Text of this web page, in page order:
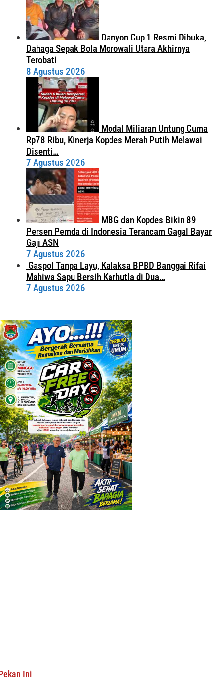
Danyon Cup 1 Resmi Dibuka,
Dahaga Sepak Bola Morowali Utara Akhirnya
Terobati
8 Agustus 2026
Modal Miliaran Untung Cuma
Rp78 Ribu, Kinerja Kopdes Merah Putih Melawai
Disenti…
7 Agustus 2026
MBG dan Kopdes Bikin 89
Persen Pemda di Indonesia Terancam Gagal Bayar
Gaji ASN
7 Agustus 2026
Gaspol Tanpa Layu, Kalaksa BPBD Banggai Rifai
Mahiwa Sapu Bersih Karhutla di Dua…
7 Agustus 2026
Ini